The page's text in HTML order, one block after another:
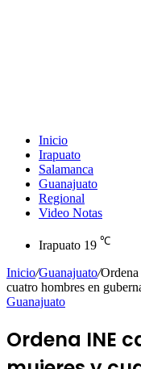
Inicio
Irapuato
Salamanca
Guanajuato
Regional
Video Notas
Irapuato 19 ℃
Inicio/Guanajuato/
cuatro hombres en
Guanajuato
Ordena INE